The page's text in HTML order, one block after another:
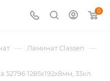
0
— Ламинат Classen —
1285х192х8мм, 33кл